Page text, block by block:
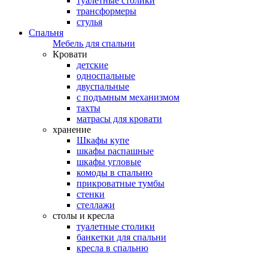
трансформеры
стулья
Спальня
Мебель для спальни
Кровати
детские
односпальные
двуспальные
с подъмным механизмом
тахты
матрасы для кровати
хранение
Шкафы купе
шкафы распашные
шкафы угловые
комоды в спальню
прикроватные тумбы
стенки
стеллажи
столы и кресла
туалетные столики
банкетки для спальни
кресла в спальню